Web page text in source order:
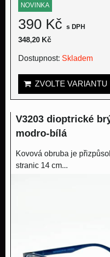
NOVINKA
390 Kč s DPH
348,20 Kč
Dostupnost: Skladem
ZVOLTE VARIANTU
V3203 dioptrické
modro-bílá
Kovová obruba je
stranic 14 cm...